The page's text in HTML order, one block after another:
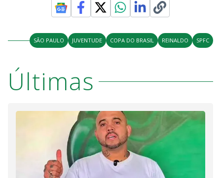
SÃO PAULO JUVENTUDE COPA DO BRASIL REINALDO SPFC
Últimas